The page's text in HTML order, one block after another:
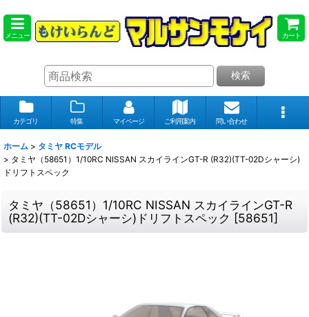
メニュー カート
検索
カテゴリ 特集 マイページ ご利用案内 問い合わせ
ホーム > タミヤ RCモデル
> タミヤ（58651）1/10RC NISSAN スカイラインGT-R (R32)(TT-02Dシャーシ)
ドリフトスペック
タミヤ（58651）1/10RC NISSAN スカイラインGT-R
(R32)(TT-02Dシャーシ)ドリフトスペック [58651]